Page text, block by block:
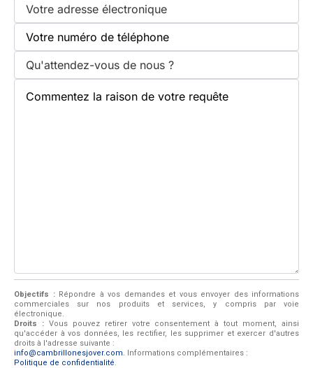
Objectifs :Répondre à vos demandes et vous envoyer des informations
commerciales sur nos produits et services, y compris par voie
électronique.
Droits :Vous pouvez retirer votre consentement à tout moment, ainsi
qu'accéder à vos données, les rectifier, les supprimer et exercer d'autres
droits à l'adresse suivante :
info@cambrillonesjover.com.
Informations complémentaires :
Politique de confidentialité